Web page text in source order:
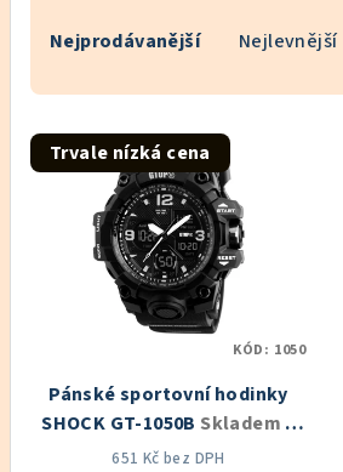
a
z
e
o
d
Nejprodávanější Nejlevnější
V
ý
r
Trvale nízká cena
Pánské sportovní hodinky
SHOCK GT-1050B Skladem v
ČR
651 Kč bez DPH
KÓD: 1050